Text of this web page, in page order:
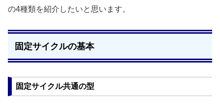
の4種類を紹介したいと思います。
固定サイクルの基本
固定サイクル共通の型